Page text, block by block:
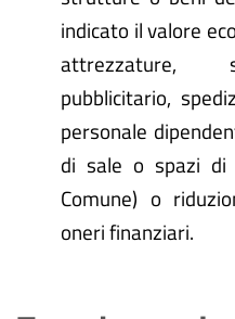
indicato il valore
attrezzature,
pubblicitario,
personale
di sale o spazi
Comune) o
oneri finanziari.